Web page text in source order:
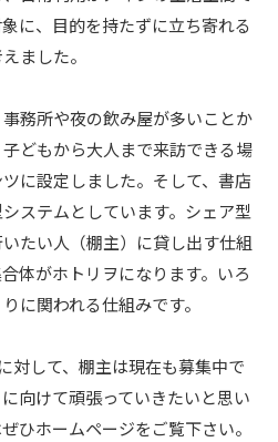
に、目的を持たずに立ち寄れる
ました。
務所や夜の飲み屋が多いことか
どもから大人まで来訪できる場
に設定しました。そして、書店
ステムとしています。シェア型
たい人（棚主）に貸し出す仕組
体がホトリヲになります。いろ
に関われる仕組みです。
対して、棚主は現在も募集中で
向けて頑張っていきたいと思い
ひホームページをご覧下さい。